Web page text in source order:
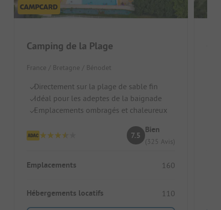
Camping de la Plage
France / Bretagne / Bénodet
Directement sur la plage de sable fin
Idéal pour les adeptes de la baignade
Emplacements ombragés et chaleureux
7.5
Bien
(325 Avis)
Emplacements 160
Hébergements locatifs 110